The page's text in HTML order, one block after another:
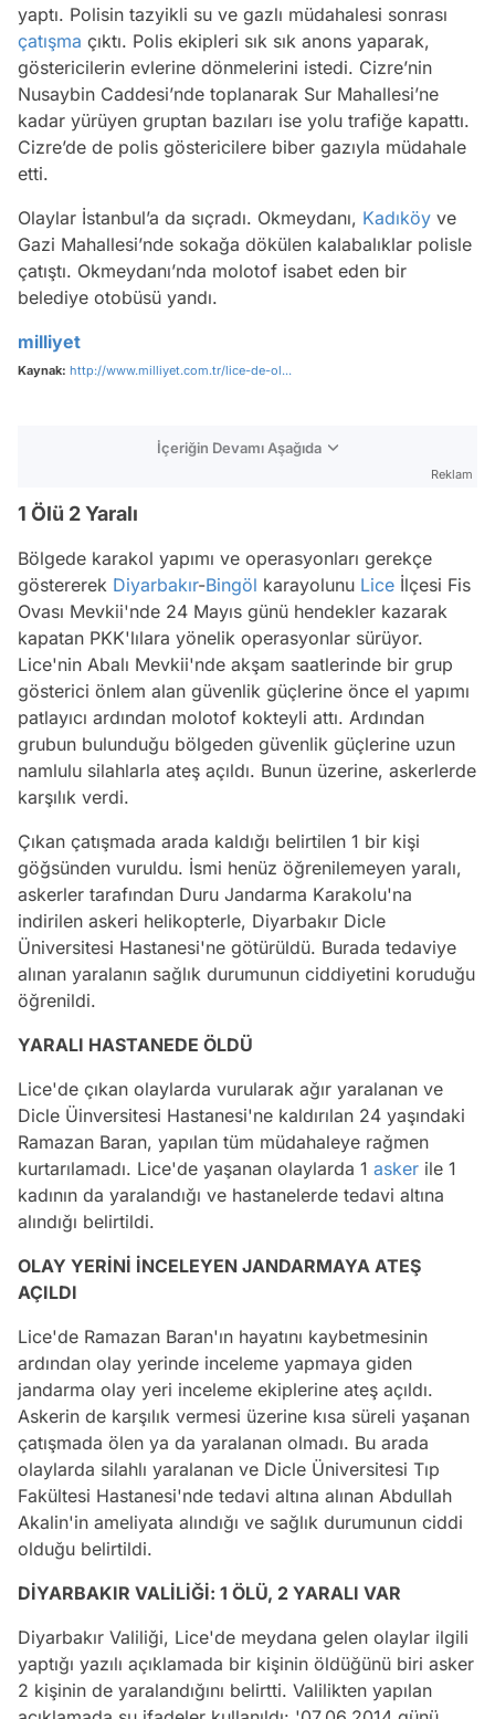
yaptı. Polisin tazyikli su ve gazlı müdahalesi sonrası
çatışma çıktı. Polis ekipleri sık sık anons yaparak,
göstericilerin evlerine dönmelerini istedi. Cizre’nin
Nusaybin Caddesi’nde toplanarak Sur Mahallesi’ne
kadar yürüyen gruptan bazıları ise yolu trafiğe kapattı.
Cizre’de de polis göstericilere biber gazıyla müdahale
etti.
Olaylar İstanbul’a da sıçradı. Okmeydanı, Kadıköy ve
Gazi Mahallesi’nde sokağa dökülen kalabalıklar polisle
çatıştı. Okmeydanı’nda molotof isabet eden bir
belediye otobüsü yandı.
milliyet
Kaynak: http://www.milliyet.com.tr/lice-de-ol...
İçeriğin Devamı Aşağıda
Reklam
1 Ölü 2 Yaralı
Bölgede karakol yapımı ve operasyonları gerekçe
göstererek Diyarbakır-Bingöl karayolunu Lice İlçesi Fis
Ovası Mevkii'nde 24 Mayıs günü hendekler kazarak
kapatan PKK'lılara yönelik operasyonlar sürüyor.
Lice'nin Abalı Mevkii'nde akşam saatlerinde bir grup
gösterici önlem alan güvenlik güçlerine önce el yapımı
patlayıcı ardından molotof kokteyli attı. Ardından
grubun bulunduğu bölgeden güvenlik güçlerine uzun
namlulu silahlarla ateş açıldı. Bunun üzerine, askerlerde
karşılık verdi.
Çıkan çatışmada arada kaldığı belirtilen 1 bir kişi
göğsünden vuruldu. İsmi henüz öğrenilemeyen yaralı,
askerler tarafından Duru Jandarma Karakolu'na
indirilen askeri helikopterle, Diyarbakır Dicle
Üniversitesi Hastanesi'ne götürüldü. Burada tedaviye
alınan yaralanın sağlık durumunun ciddiyetini koruduğu
öğrenildi.
YARALI HASTANEDE ÖLDÜ
Lice'de çıkan olaylarda vurularak ağır yaralanan ve
Dicle Üinversitesi Hastanesi'ne kaldırılan 24 yaşındaki
Ramazan Baran, yapılan tüm müdahaleye rağmen
kurtarılamadı. Lice'de yaşanan olaylarda 1 asker ile 1
kadının da yaralandığı ve hastanelerde tedavi altına
alındığı belirtildi.
OLAY YERİNİ İNCELEYEN JANDARMAYA ATEŞ
AÇILDI
Lice'de Ramazan Baran'ın hayatını kaybetmesinin
ardından olay yerinde inceleme yapmaya giden
jandarma olay yeri inceleme ekiplerine ateş açıldı.
Askerin de karşılık vermesi üzerine kısa süreli yaşanan
çatışmada ölen ya da yaralanan olmadı. Bu arada
olaylarda silahlı yaralanan ve Dicle Üniversitesi Tıp
Fakültesi Hastanesi'nde tedavi altına alınan Abdullah
Akalin'in ameliyata alındığı ve sağlık durumunun ciddi
olduğu belirtildi.
DİYARBAKIR VALİLİĞİ: 1 ÖLÜ, 2 YARALI VAR
Diyarbakır Valiliği, Lice'de meydana gelen olaylar ilgili
yaptığı yazılı açıklamada bir kişinin öldüğünü biri asker
2 kişinin de yaralandığını belirtti. Valilikten yapılan